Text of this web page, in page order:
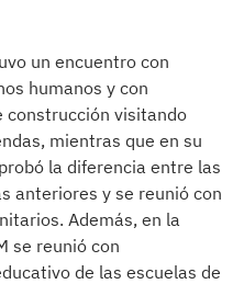
un encuentro con
humanos y con
construcción visitando
mientras que en su
la diferencia entre las
anteriores y se reunió con
Además, en la
se reunió con
de las escuelas de